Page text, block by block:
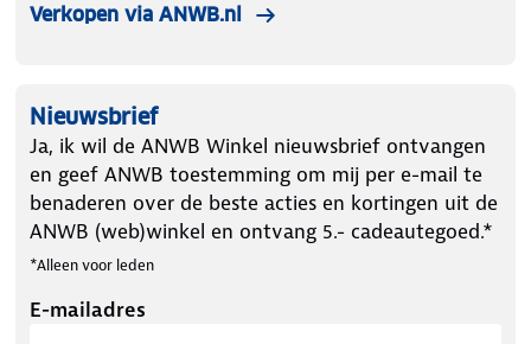
Verkopen via ANWB.nl
Nieuwsbrief
Ja, ik wil de ANWB Winkel nieuwsbrief ontvangen
en geef ANWB toestemming om mij per e-mail te
benaderen over de beste acties en kortingen uit de
ANWB (web)winkel en ontvang 5.- cadeautegoed.*
*Alleen voor leden
E-mailadres